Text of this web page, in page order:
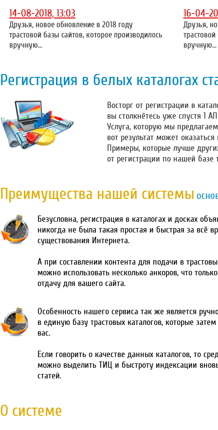
14-08-2018, 13:03
Друзья, новое обновление в 2018 году
трастовой базы сайтов, которое производилось
вручную...
16-04-
Друзья,
вручную...
Регистрация в белых каталогах
Восторг от регистрации в
вы столкнётесь уже спустя 1
Услуга, которую мы
вот результат может
Примеры, которые лучше
от регистрации по нашей базе
Преимущества нашей системы
Безусловна, регистрация в каталогах и досках
никогда не была такая простая и быстрая за всё
существования Интернета.
А при составлении контента для подачи в
можно использовать несколько анкоров, что
отдачу для вашего сайта.
Особенность нашего сервиса так же является
в единую базу трастовых каталогов, которые
вас.
Если говорить о качестве данных каталогов, то
можно выделить ТИЦ и быстроту индексации
статей.
О системе